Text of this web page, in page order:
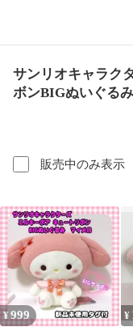
サンリオキャラ
ボンBIGぬいぐる
販売中のみ表示
¥999 ¥